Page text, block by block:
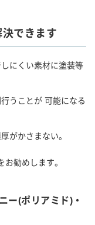
できます
にくい素材に塗装等
うことが 可能になる
がかさまない。
勧めします。
ー(ポリアミド)・